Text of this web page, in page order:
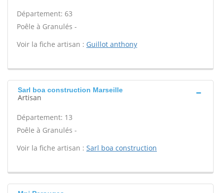
Département: 63
Poêle à Granulés -
Voir la fiche artisan : Guillot anthony
Sarl boa construction Marseille
Artisan
Département: 13
Poêle à Granulés -
Voir la fiche artisan : Sarl boa construction